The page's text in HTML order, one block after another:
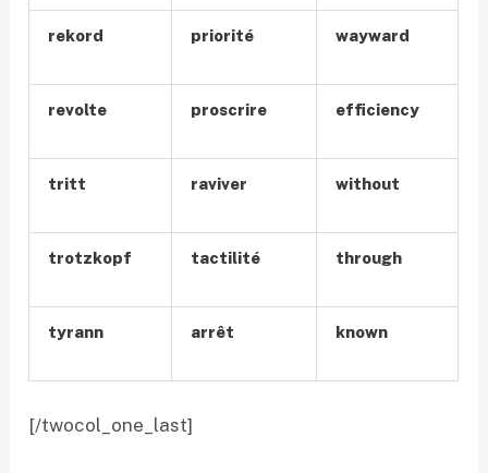
rekord priorité wayward
revolte proscrire efficiency
tritt raviver without
trotzkopf tactilité through
tyrann arrêt known
[/twocol_one_last]